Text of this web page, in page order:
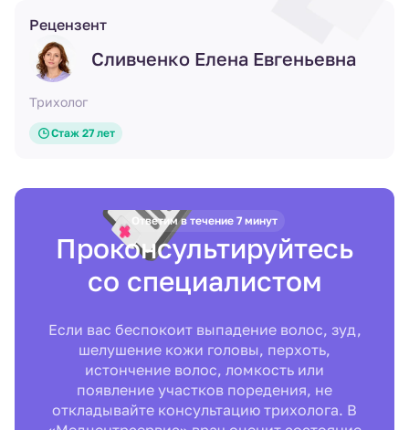
Трихолог
Сливченко Елена Евгеньевна
Стаж 27 лет
Рецензент
Ответим в течение 7 минут
Проконсультируйтесь
со специалистом
Если вас беспокоит выпадение волос, зуд,
шелушение кожи головы, перхоть,
истончение волос, ломкость или
появление участков поредения, не
откладывайте консультацию трихолога. В